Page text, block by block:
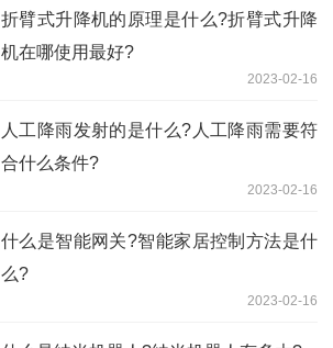
折臂式升降机的原理是什么?折臂式升降
机在哪使用最好?
2023-02-16
人工降雨发射的是什么?人工降雨需要符
合什么条件?
2023-02-16
什么是智能网关?智能家居控制方法是什
么?
2023-02-16